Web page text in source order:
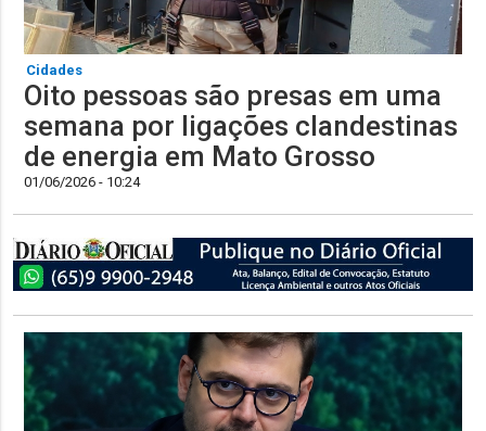
Cidades
Oito pessoas são presas em uma
semana por ligações clandestinas
de energia em Mato Grosso
01/06/2026 - 10:24